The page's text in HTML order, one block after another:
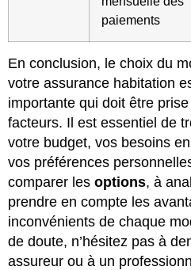
paiements
En conclusion, le choix du
votre assurance habitation
importante qui doit être
facteurs. Il est essentiel de
votre budget, vos besoins
vos préférences
comparer les options, à
prendre en compte les
inconvénients de chaque
de doute, n’hésitez pas à
assureur ou à un